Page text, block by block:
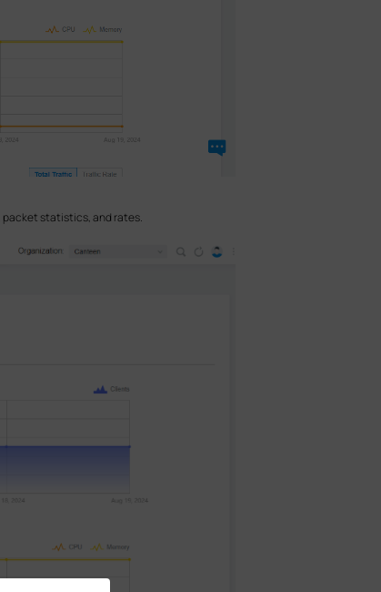
packet statistics, and rates.